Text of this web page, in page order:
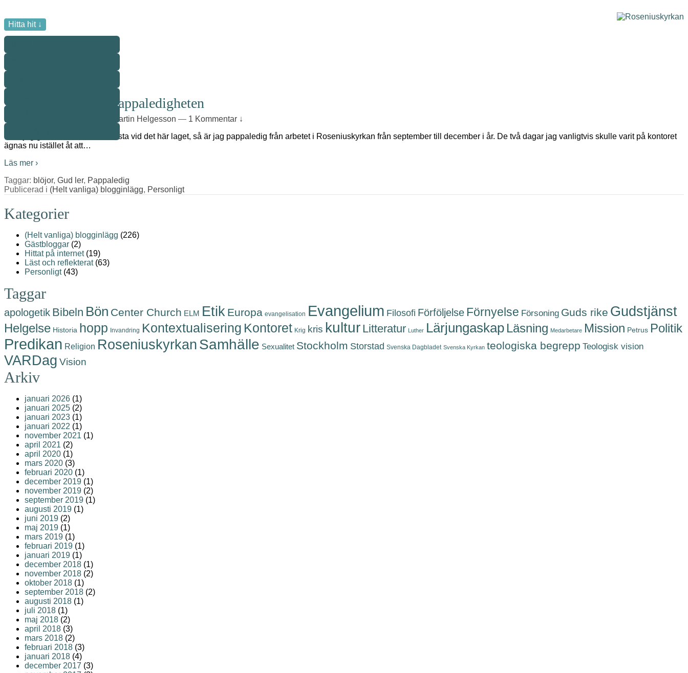
Hitta hit ↓
Anteckningar från pappaledigheten
Publicerad den Martin Helgesson — 1 Kommentar ↓
Som jag gissar är känt för de flesta vid det här laget, så är jag pappaledig från arbetet i Roseniuskyrkan från september till december i år. De två dagar jag vanligtvis skulle varit på kontoret
ägnas nu istället åt att…
Läs mer ›
Taggar: blöjor, Gud ler, Pappaledig
Publicerad i (Helt vanliga) blogginlägg, Personligt
Kategorier
(Helt vanliga) blogginlägg (226)
Gästbloggar (2)
Hittat på internet(19)
Läst och reflekterat(63)
Personligt(43)
Taggar
apologetik Bibeln Bön Center Church ELM Etik Europa evangelisation Evangelium Filosofi Förföljelse Förnyelse Försoning Guds rike Gudstjänst
Helgelse Historia hopp Invandring Kontextualisering Kontoret Krig kris kultur Litteratur Luther Lärjungaskap Läsning Medarbetare Mission Petrus Politik
Predikan Religion RoseniuskyrkanSamhälle Sexualitet Stockholm Storstad Svenska Dagbladet Svenska Kyrkan teologiska begrepp Teologisk vision
VARDag Vision
Arkiv
januari 2026 (1)
januari 2025 (2)
januari 2023 (1)
januari 2022 (1)
november 2021 (1)
april 2021 (2)
april 2020 (1)
mars 2020 (3)
februari 2020 (1)
december 2019 (1)
november 2019 (2)
september 2019 (1)
augusti 2019 (1)
juni 2019 (2)
maj 2019 (1)
mars 2019 (1)
februari 2019 (1)
januari 2019 (1)
december 2018 (1)
november 2018 (2)
oktober 2018 (1)
september 2018 (2)
augusti 2018 (1)
juli 2018 (1)
maj 2018 (2)
april 2018 (3)
mars 2018 (2)
februari 2018 (3)
januari 2018 (4)
december 2017 (3)